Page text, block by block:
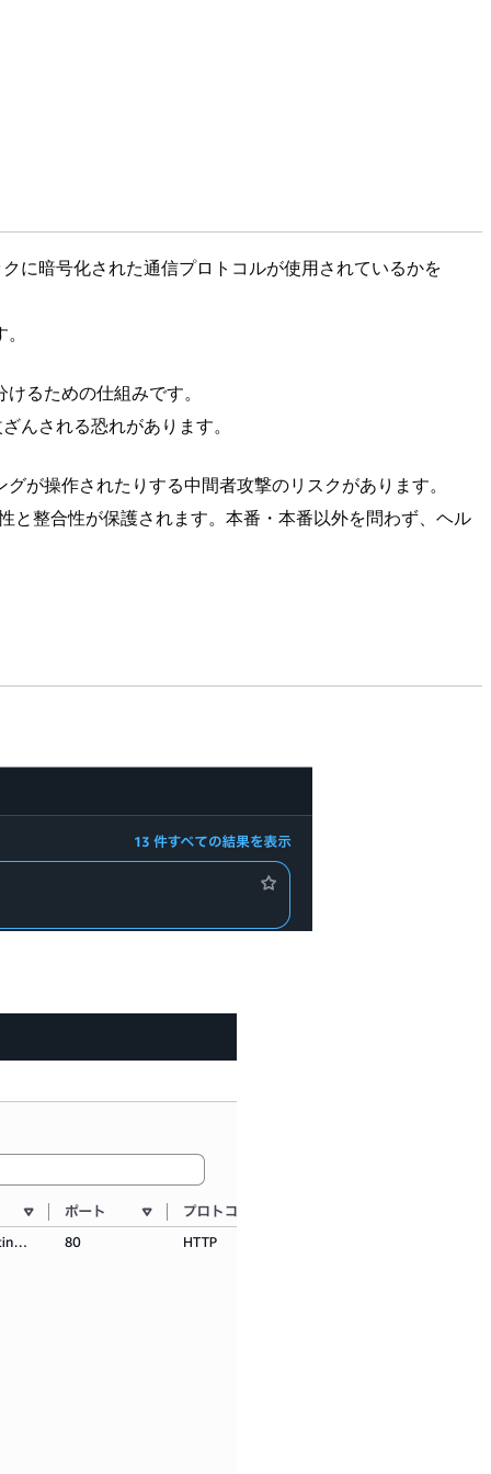
に暗号化された通信プロトコルが使用されているかを
るための仕組みです。
んされる恐れがあります。
が操作されたりする中間者攻撃のリスクがあります。
整合性が保護されます。本番・本番以外を問わず、ヘル